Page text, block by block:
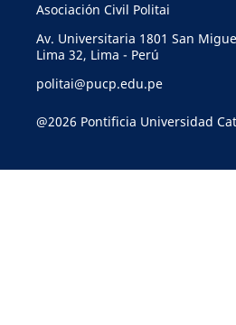
Asociación Civil Politai
Av. Universitaria 1801 San
Lima 32, Lima - Perú
politai@pucp.edu.pe
@2026 Pontificia Universidad